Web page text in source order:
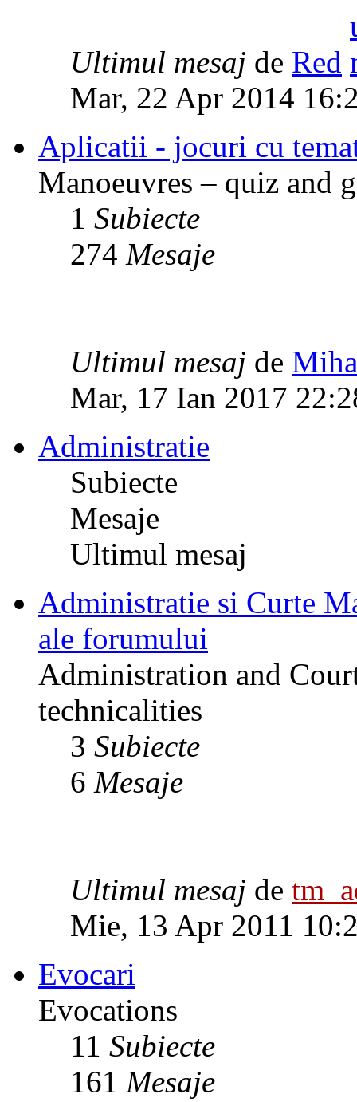
Ultimul mesaj de Red
Mar, 22 Apr 2014
Aplicatii - jocuri cu
Manoeuvres – quiz and
1 Subiecte
274 Mesaje
Ultimul mesaj de
Mar, 17 Ian 2017
Administratie
Subiecte
Mesaje
Ultimul mesaj
Administratie si Curte
ale forumului
Administration and
technicalities
3 Subiecte
6 Mesaje
Ultimul mesaj de
Mie, 13 Apr 2011
Evocari
Evocations
11 Subiecte
161 Mesaje